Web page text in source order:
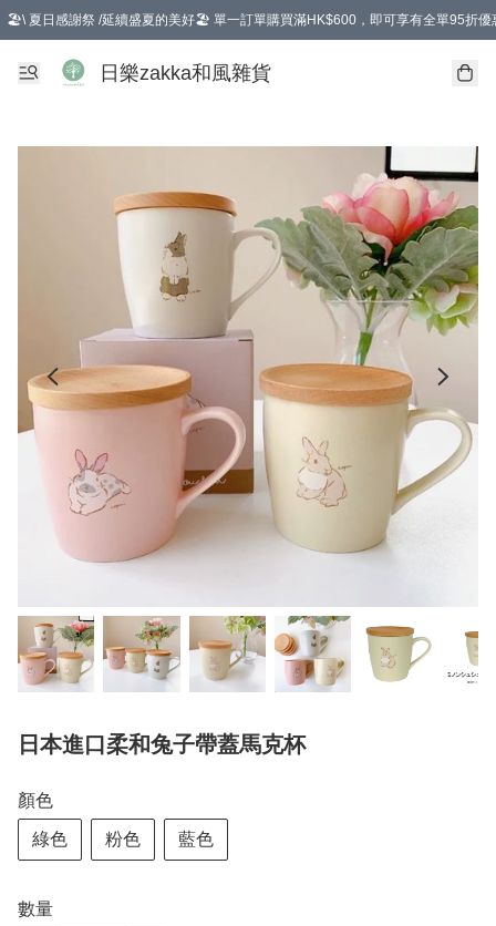
🏖️\ 夏日感謝祭 /延續盛夏的美好🏖️ 單一訂單購買滿HK$600，即可享有全單95折優
選擇GoGoX住宅/工商地址配送，單一訂單消費購物滿HK$680(折扣後），可享有
日樂zakka和風雜貨
日本進口柔和兔子帶蓋馬克杯
顏色
綠色 粉色 藍色
數量